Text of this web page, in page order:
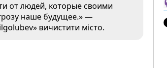
от людей, которые своими
наше будущее.» —
вичистити місто.